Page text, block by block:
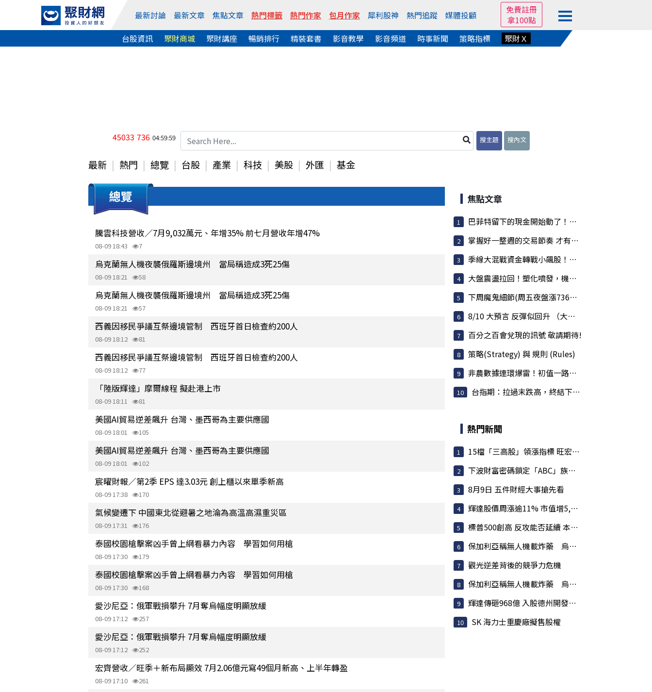
最新討論 最新文章 焦點文章 熱門標籤 熱門作家 包月作家 犀利股神 熱門追蹤 媒體投顧
免費註冊
拿100點
台股資訊
聚財商城 聚財講座 暢銷排行 精裝套書 影音教學 影音頻道 時事新聞 策略指標 聚財Ｘ
45033 736 04:59:59 搜主題 搜內文
最新 熱門 總覽 台股 產業 科技 美股 外匯 基金
總覽
騰雲科技營收／7月9,032萬元、年增35% 前七月營收年增47%
08-09 18:43 7
烏克蘭無人機夜襲俄羅斯邊境州 當局稱造成3死25傷
08-09 18:21 58
烏克蘭無人機夜襲俄羅斯邊境州 當局稱造成3死25傷
08-09 18:21 57
西義因移民爭議互祭邊境管制 西班牙首日檢查約200人
08-09 18:12 81
西義因移民爭議互祭邊境管制 西班牙首日檢查約200人
08-09 18:12 77
「陸版輝達」摩爾線程 擬赴港上市
08-09 18:11 81
美國AI貿易逆差飆升 台灣、墨西哥為主要供應國
08-09 18:01 105
美國AI貿易逆差飆升 台灣、墨西哥為主要供應國
08-09 18:01 102
宸曜財報／第2季 EPS 達3.03元 創上櫃以來單季新高
08-09 17:38 170
氣候變遷下 中國東北從避暑之地淪為高溫高濕重災區
08-09 17:31 176
泰國校園槍擊案凶手曾上網看暴力內容 學習如何用槍
08-09 17:30 179
泰國校園槍擊案凶手曾上網看暴力內容 學習如何用槍
08-09 17:30 168
愛沙尼亞：俄軍戰損攀升 7月奪烏幅度明顯放緩
08-09 17:12 257
愛沙尼亞：俄軍戰損攀升 7月奪烏幅度明顯放緩
08-09 17:12 252
宏齊營收／旺季＋新布局顯效 7月2.06億元寫49個月新高、上半年轉盈
08-09 17:10 261
焦點文章
巴菲特留下的現金開始動了！波克夏回購、買股、...
掌握好一整週的交易節奏 才有機會賺大的
季線大混戰資金轉戰小飆股！盤面主流:機器人+塑...
大盤震盪拉回！塑化噴發，機器人續強，記憶體分...
下周魔鬼細節(周五夜盤漲736點後看法)(對錯差很...
8/10 大預言 反彈似回升 （大陷阱不可不慎）
百分之百會兌現的訊號 敬請期待!
策略(Strategy) 與 規則 (Rules)
非農數據連環爆雷！初值一路下修，降息交易恐押...
台指期：拉過末跌高，終結下跌慣性
熱門新聞
15檔「三高股」領漲指標 旺宏、南亞等基本面佳 投信大買
下波財富密碼鎖定「ABC」族群 可望續居盤面亮點
8月9日 五件財經大事搶先看
輝達股價周漲逾11% 市值增5,620億美元 寫下史上最大單周...
標普500創高 反攻能否延續 本周通膨、企業財報聚焦
保加利亞稱無人機載炸藥 烏克蘭否認蓄意攻擊
觀光逆差背後的競爭力危機
保加利亞稱無人機載炸藥 烏克蘭否認蓄意攻擊
輝達傳砸968億 入股德州開發商 Lancium 布局電力基建
SK 海力士重慶廠擬售股權